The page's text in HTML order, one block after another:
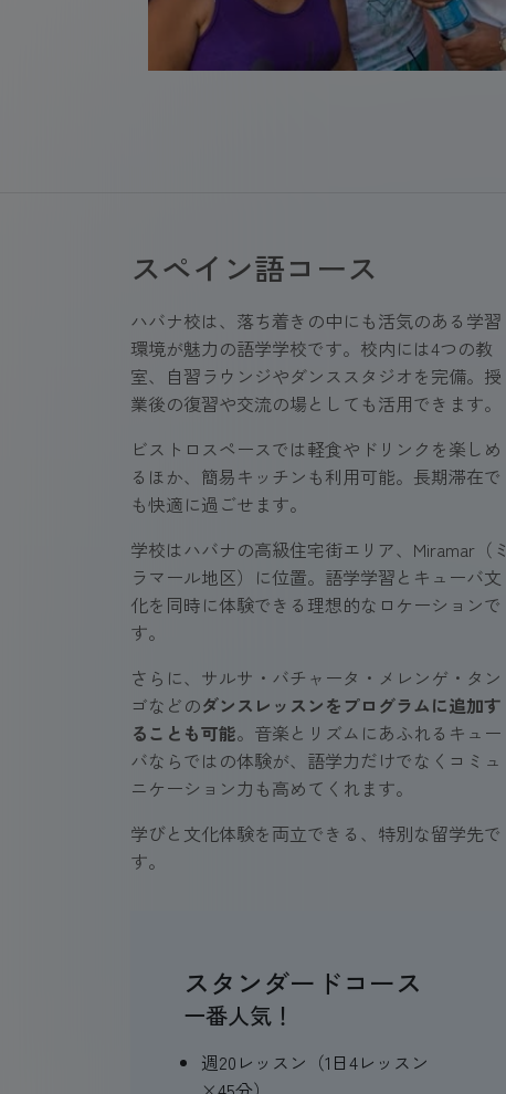
スペイン語コース
ハバナ校は、落ち着きの中にも活気のある学習
環境が魅力の語学学校です。校内には4つの教
室、自習ラウンジやダンススタジオを完備。授
業後の復習や交流の場としても活用できます。
ビストロスペースでは軽食やドリンクを楽しめ
るほか、簡易キッチンも利用可能。長期滞在で
も快適に過ごせます。
学校はハバナの高級住宅街エリア、Miramar（ミ
ラマール地区）に位置。語学学習とキューバ文
化を同時に体験できる理想的なロケーションで
す。
さらに、サルサ・バチャータ・メレンゲ・タン
ゴなどのダンスレッスンをプログラムに追加す
ることも可能。音楽とリズムにあふれるキュー
バならではの体験が、語学力だけでなくコミュ
ニケーション力も高めてくれます。
学びと文化体験を両立できる、特別な留学先で
す。
スタンダードコース
一番人気！
週20レッスン（1日4レッスン